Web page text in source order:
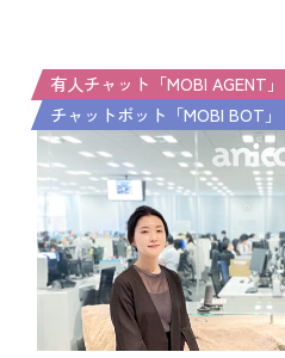
有人チャット「MOBI AGENT」
チャットボット「MOBI BOT」